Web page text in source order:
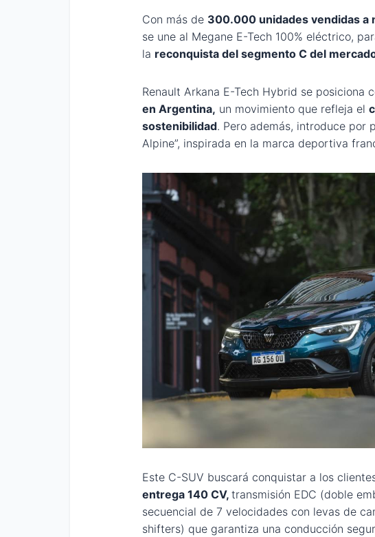
Con más de 300.000 unidades vendidas a
se une al Megane E-Tech 100% eléctrico,
la reconquista del segmento C del
Renault Arkana E-Tech Hybrid se posiciona
en Argentina, un movimiento que refleja el
sostenibilidad. Pero además, introduce por
Alpine”, inspirada en la marca deportiva
Este C-SUV buscará conquistar a los
entrega 140 CV, transmisión EDC (doble
secuencial de 7 velocidades con levas de
shifters) que garantiza una conducción